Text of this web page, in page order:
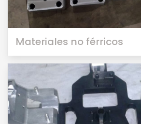
Materiales no férricos